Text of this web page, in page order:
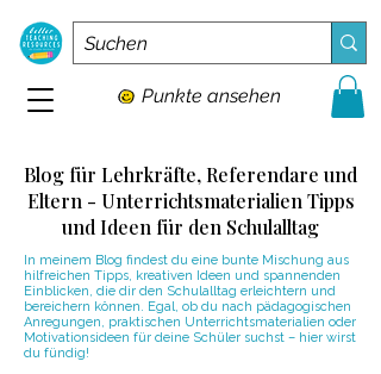
Punkte ansehen
Blog für Lehrkräfte, Referendare und
Eltern - Unterrichtsmaterialien Tipps
und Ideen für den Schulalltag
In meinem Blog findest du eine bunte Mischung aus
hilfreichen Tipps, kreativen Ideen und spannenden
Einblicken, die dir den Schulalltag erleichtern und
bereichern können. Egal, ob du nach pädagogischen
Anregungen, praktischen Unterrichtsmaterialien oder
Motivationsideen für deine Schüler suchst – hier wirst
du fündig!